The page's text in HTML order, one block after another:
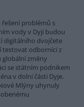
řešení problémů s
vody v Dyji budou
digitálního dvojčete
testovat odborníci z
globální změny
se státním podnikem
v dolní části Dyje.
Mlýny uhynuly